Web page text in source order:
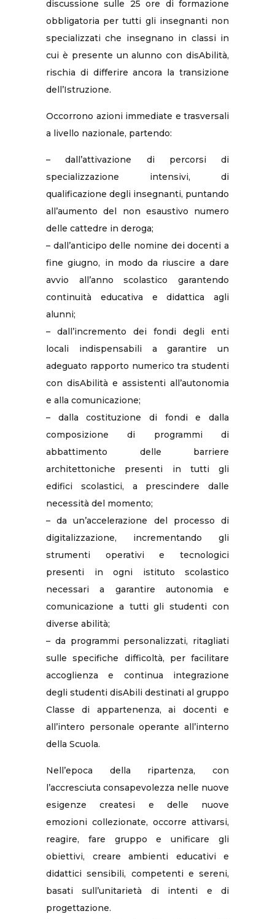
discussione sulle 25 ore di formazione
obbligatoria per tutti gli insegnanti non
specializzati che insegnano in classi in
cui è presente un alunno con disAbilità,
rischia di differire ancora la transizione
dell’Istruzione.
Occorrono azioni immediate e trasversali
a livello nazionale, partendo:
– dall’attivazione di percorsi di
specializzazione intensivi, di
qualificazione degli insegnanti, puntando
all’aumento del non esaustivo numero
delle cattedre in deroga;
– dall’anticipo delle nomine dei docenti a
fine giugno, in modo da riuscire a dare
avvio all’anno scolastico garantendo
continuità educativa e didattica agli
alunni;
– dall’incremento dei fondi degli enti
locali indispensabili a garantire un
adeguato rapporto numerico tra studenti
con disAbilità e assistenti all’autonomia
e alla comunicazione;
– dalla costituzione di fondi e dalla
composizione di programmi di
abbattimento delle barriere
architettoniche presenti in tutti gli
edifici scolastici, a prescindere dalle
necessità del momento;
– da un’accelerazione del processo di
digitalizzazione, incrementando gli
strumenti operativi e tecnologici
presenti in ogni istituto scolastico
necessari a garantire autonomia e
comunicazione a tutti gli studenti con
diverse abilità;
– da programmi personalizzati, ritagliati
sulle specifiche difficoltà, per facilitare
accoglienza e continua integrazione
degli studenti disAbili destinati al gruppo
Classe di appartenenza, ai docenti e
all’intero personale operante all’interno
della Scuola.
Nell’epoca della ripartenza, con
l’accresciuta consapevolezza nelle nuove
esigenze createsi e delle nuove
emozioni collezionate, occorre attivarsi,
reagire, fare gruppo e unificare gli
obiettivi, creare ambienti educativi e
didattici sensibili, competenti e sereni,
basati sull’unitarietà di intenti e di
progettazione.